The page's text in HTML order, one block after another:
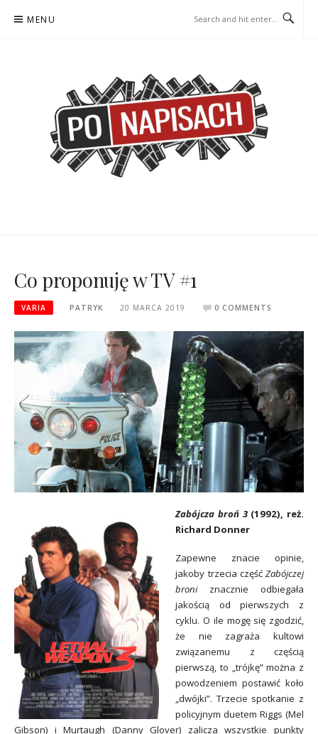
MENU
Co proponuję w TV #1
VARIA PATRYK 20 MARCA 2019 0 COMMENTS
Zabójcza broń 3(1992), reż.
Richard Donner
Zapewne znacie opinie,
jakoby trzecia część Zabójczej
broniznacznie odbiegała
jakością od pierwszych z
cyklu. O ile mogę się zgodzić,
że nie zagraża kultowi
związanemu z częścią
pierwszą, to „trójkę” można z
powodzeniem postawić koło
„dwójki”. Trzecie spotkanie z
policyjnym duetem Riggs (Mel
Gibson) i Murtaugh (Danny Glover) zalicza wszystkie punkty